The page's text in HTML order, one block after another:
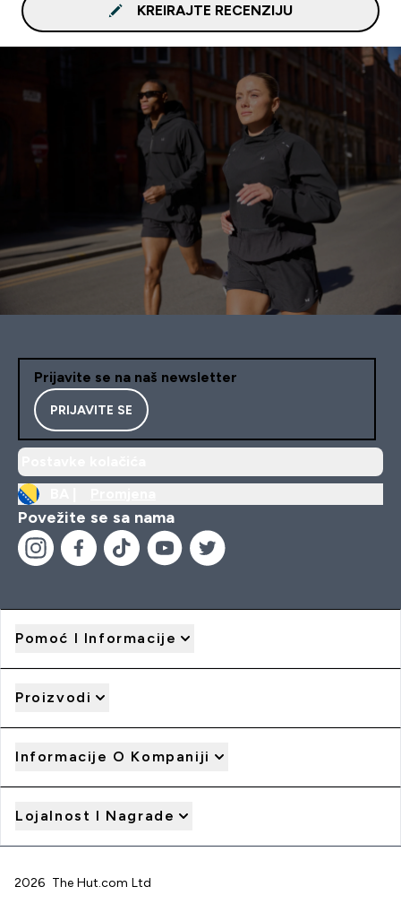
KREIRAJTE RECENZIJU
Prijavite se na naš newsletter
PRIJAVITE SE
Povežite se sa nama
Pomoć I Informacije
Proizvodi
Informacije O Kompaniji
Lojalnost I Nagrade
2026 The Hut.com Ltd